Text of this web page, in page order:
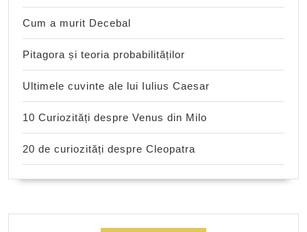
Cum a murit Decebal
Pitagora și teoria probabilităților
Ultimele cuvinte ale lui Iulius Caesar
10 Curiozități despre Venus din Milo
20 de curiozități despre Cleopatra